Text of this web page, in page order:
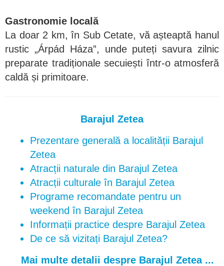
Gastronomie locală
La doar 2 km, în Sub Cetate, vă așteaptă hanul
rustic „Árpád Háza”, unde puteți savura zilnic
preparate tradiționale secuiești într-o atmosferă
caldă și primitoare.
Barajul Zetea
Prezentare generală a localității Barajul
Zetea
Atracții naturale din Barajul Zetea
Atracții culturale în Barajul Zetea
Programe recomandate pentru un
weekend în Barajul Zetea
Informații practice despre Barajul Zetea
De ce să vizitați Barajul Zetea?
Mai multe detalii despre Barajul Zetea ...